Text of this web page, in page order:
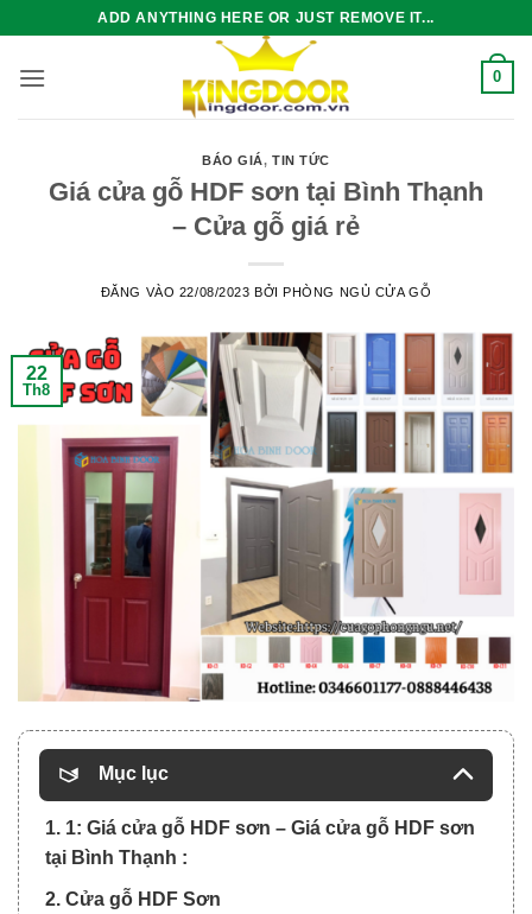
nội
ADD ANYTHING HERE OR JUST REMOVE IT...
0
BÁO GIÁ,TIN TỨC
Giá cửa gỗ HDF sơn tại Bình Thạnh
– Cửa gỗ giá rẻ
ĐĂNG VÀO 22/08/2023 BỞIPHÒNG NGỦ CỬA GỖ
22
Th8
Mục lục
1. 1: Giá cửa gỗ HDF sơn – Giá cửa gỗ HDF sơn
tại Bình Thạnh :
2. Cửa gỗ HDF Sơn